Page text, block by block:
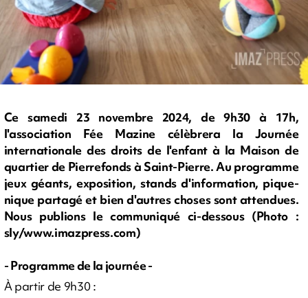
Ce samedi 23 novembre 2024, de 9h30 à 17h,
l'association Fée Mazine célèbrera la Journée
internationale des droits de l'enfant à la Maison de
quartier de Pierrefonds à Saint-Pierre. Au programme
jeux géants, exposition, stands d'information, pique-
nique partagé et bien d'autres choses sont attendues.
Nous publions le communiqué ci-dessous (Photo :
sly/www.imazpress.com)
- Programme de la journée -
À partir de 9h30 :